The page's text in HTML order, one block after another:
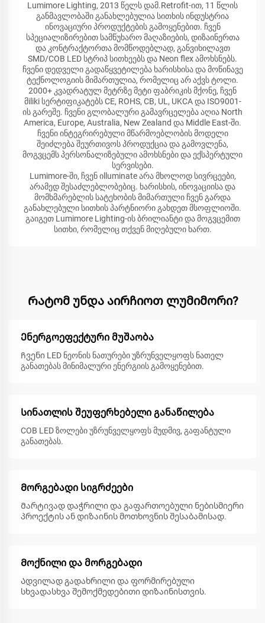
Lumimore Lighting, 2013 წელს დამ.Retrofit-ით, 11 წლის
განმავლობაში განახლებულია სითხის ინდუსტრია
ინოვაციური პროდუქტების გამოყენებით. ჩვენ
სპეციალიზირებით სამწუხარო მაღაზიების, დიზაინერთა
და კონტრაქტორთა მომწოდებლად, განვიხილავთ
SMD/COB LED სტრიპ სითხეებს და Neon flex ამოხსნებს.
ჩვენი დედველი გადაწყვეტილება ხარისხისა და მოწინავე
ტექნოლოგიის მიმართულია, რომელიც არ აქვს ტოლი.
2000+ კვადრატულ მეტრზე მეტი ფაბრიკის მქონე, ჩვენ
მiliki სერტიფიკატებს CE, ROHS, CB, UL, UKCA და ISO9001-
ის გარეშე. ჩვენი გლობალური გამავრცელება აღია North
America, Europe, Australia, New Zealand და Middle East-ში.
ჩვენი ინტეგრირებული მწარმოებლობის მოდელი
შეიძლება შეურთივოს პროდუქცია და გამოვლენა,
მოგვცემს პერსონალიზებული ამოხსნები და ექსპერტული
სერვისები.
Lumimore-ში, ჩვენ იlluminate არა მხოლოდ სივრცეები,
არამედ შესაძლებლობებიც. ხარისხის, ინოვაციისა და
მომხმარებლის სატეხობის მიმართული ჩვენ გარდა
განახლებული სითხის პარტნიორი გახდეთ მსოფლიოში.
გაიგეთ Lumimore Lighting-ის ბრილიანტი და მოგვცემით
სითხი, რომელიც თქვენ მიღებული ხართ.
Რატომ უნდა აირჩიოთ ლუმიმორი?
Ენერგოეფექტური მუშაობა
Ჩვენი LED ნეონის ნათურები უზრუნველყოფს ნათელ
განათებას მინიმალური ენერგიის გამოყენებით.
Სინათლის შეუფერხებელი განაწილება
COB LED ზოლები უზრუნველყოფს მუდმივ, გაფანტული
განათებას.
Მორგებადი სიგრძეები
Მარტივად დაჭრილი და გაფართოებული ნებისმიერი
პროექტის ან დიზაინის მოთხოვნის შესაბამისად.
Მოქნილი და მორგებადი
Ადვილად გადახრილი და ფორმირებული
სხვადასხვა შემოქმედებითი დიზაინისთვის.